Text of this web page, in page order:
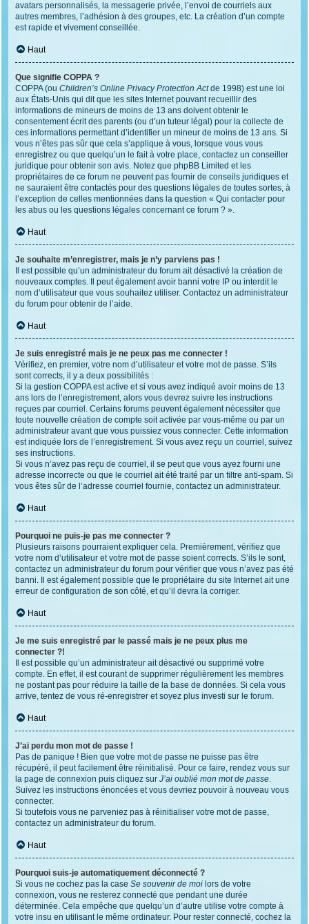
avatars personnalisés, la messagerie privée, l’envoi de courriels aux
autres membres, l’adhésion à des groupes, etc. La création d’un compte
est rapide et vivement conseillée.
Haut
Que signifie COPPA ?
COPPA (ou Children’s Online Privacy Protection Actde 1998) est une loi
aux États-Unis qui dit que les sites Internet pouvant recueillir des
informations de mineurs de moins de 13 ans doivent obtenir le
consentement écrit des parents (ou d’un tuteur légal) pour la collecte de
ces informations permettant d’identifier un mineur de moins de 13 ans. Si
vous n’êtes pas sûr que cela s’applique à vous, lorsque vous vous
enregistrez ou que quelqu’un le fait à votre place, contactez un conseiller
juridique pour obtenir son avis. Notez que phpBB Limited et les
propriétaires de ce forum ne peuvent pas fournir de conseils juridiques et
ne sauraient être contactés pour des questions légales de toutes sortes, à
l’exception de celles mentionnées dans la question « Qui contacter pour
les abus ou les questions légales concernant ce forum ? ».
Haut
Je souhaite m’enregistrer, mais je n’y parviens pas !
Il est possible qu’un administrateur du forum ait désactivé la création de
nouveaux comptes. Il peut également avoir banni votre IP ou interdit le
nom d’utilisateur que vous souhaitez utiliser. Contactez un administrateur
du forum pour obtenir de l’aide.
Haut
Je suis enregistré mais je ne peux pas me connecter !
Vérifiez, en premier, votre nom d’utilisateur et votre mot de passe. S’ils
sont corrects, il y a deux possibilités :
Si la gestion COPPA est active et si vous avez indiqué avoir moins de 13
ans lors de l’enregistrement, alors vous devrez suivre les instructions
reçues par courriel. Certains forums peuvent également nécessiter que
toute nouvelle création de compte soit activée par vous-même ou par un
administrateur avant que vous puissiez vous connecter. Cette information
est indiquée lors de l’enregistrement. Si vous avez reçu un courriel, suivez
ses instructions.
Si vous n’avez pas reçu de courriel, il se peut que vous ayez fourni une
adresse incorrecte ou que le courriel ait été traité par un filtre anti-spam. Si
vous êtes sûr de l’adresse courriel fournie, contactez un administrateur.
Haut
Pourquoi ne puis-je pas me connecter ?
Plusieurs raisons pourraient expliquer cela. Premièrement, vérifiez que
votre nom d’utilisateur et votre mot de passe soient corrects. S’ils le sont,
contactez un administrateur du forum pour vérifier que vous n’avez pas été
banni. Il est également possible que le propriétaire du site Internet ait une
erreur de configuration de son côté, et qu’il devra la corriger.
Haut
Je me suis enregistré par le passé mais je ne peux plus me
connecter ?!
Il est possible qu’un administrateur ait désactivé ou supprimé votre
compte. En effet, il est courant de supprimer régulièrement les membres
ne postant pas pour réduire la taille de la base de données. Si cela vous
arrive, tentez de vous ré-enregistrer et soyez plus investi sur le forum.
Haut
J’ai perdu mon mot de passe !
Pas de panique ! Bien que votre mot de passe ne puisse pas être
récupéré, il peut facilement être réinitialisé. Pour ce faire, rendez vous sur
la page de connexion puis cliquez sur J’ai oublié mon mot de passe.
Suivez les instructions énoncées et vous devriez pouvoir à nouveau vous
connecter.
Si toutefois vous ne parveniez pas à réinitialiser votre mot de passe,
contactez un administrateur du forum.
Haut
Pourquoi suis-je automatiquement déconnecté ?
Si vous ne cochez pas la case Se souvenir de moi lors de votre
connexion, vous ne resterez connecté que pendant une durée
déterminée. Cela empêche que quelqu’un d’autre utilise votre compte à
votre insu en utilisant le même ordinateur. Pour rester connecté, cochez la